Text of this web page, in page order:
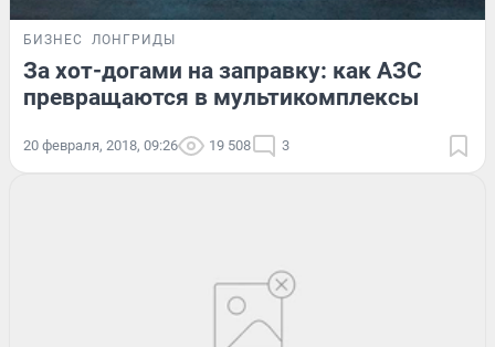
БИЗНЕС ЛОНГРИДЫ
За хот-догами на заправку: как АЗС
превращаются в мультикомплексы
20 февраля, 2018, 09:26 19 508 3